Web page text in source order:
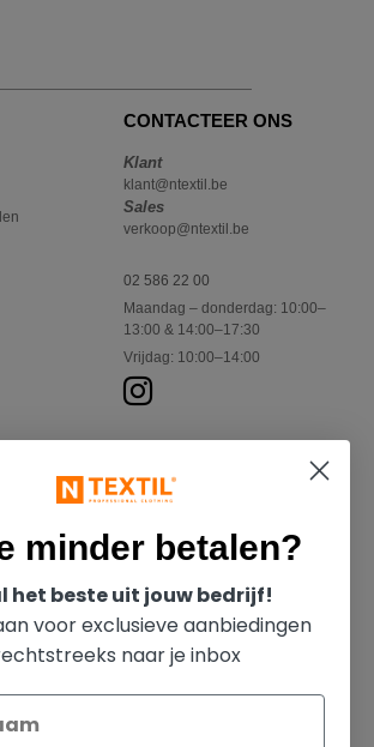
CONTACTEER ONS
Klant
klant@ntextil.be
Sales
verkoop@ntextil.be
02 586 22 00
Maandag – donderdag: 10:00–
13:00 & 14:00–17:30
Vrijdag: 10:00–14:00
minder betalen?
het beste uit jouw bedrijf!
voor exclusieve aanbiedingen
naar je inbox